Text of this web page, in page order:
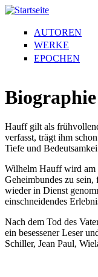
AUTOREN
WERKE
EPOCHEN
Hauff gilt als
verfasst, trägt ihm
Tiefe und
Wilhelm Hauff wird am
Geheimbundes zu
wieder in Dienst
einschneidendes
Nach dem Tod des
ein besessener Leser
Schiller, Jean Paul,